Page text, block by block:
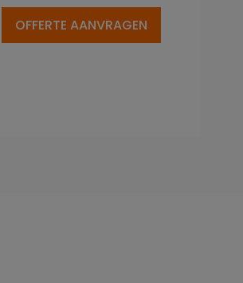
OFFERTE AANVRAGEN